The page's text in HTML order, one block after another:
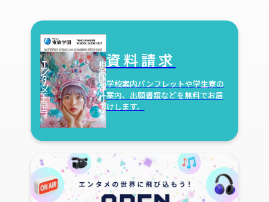
資料請求
学校案内パンフレットや学生寮の
案内、出願書類などを無料でお届
けします。